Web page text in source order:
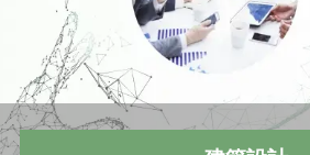
導入実績
お知らせ